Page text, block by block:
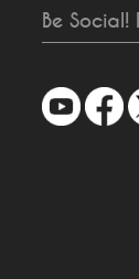
Be Social!